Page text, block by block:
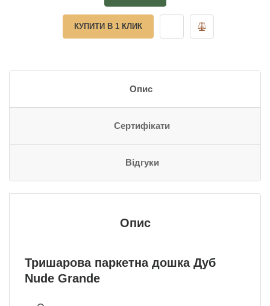
КУПИТИ В 1 КЛИК
Опис
Сертифікати
Відгуки
Опис
Тришарова паркетна дошка Дуб
Nude Grande